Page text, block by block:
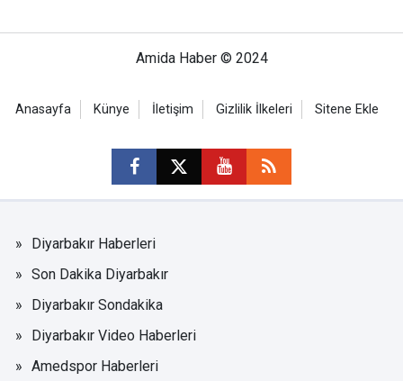
Amida Haber © 2024
Anasayfa Künye İletişim Gizlilik İlkeleri Sitene Ekle
Diyarbakır Haberleri
Son Dakika Diyarbakır
Diyarbakır Sondakika
Diyarbakır Video Haberleri
Amedspor Haberleri